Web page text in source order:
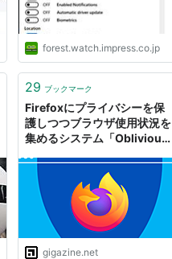
forest.watch.impress.co.jp
29 ブックマーク
Firefoxにプライバシーを保
護しつつブラウザ使用状況を
集めるシステム「Oblivious
「Distributed Aggregation
Protocol(DAP)」が導入さ
れる予定
gigazine.net